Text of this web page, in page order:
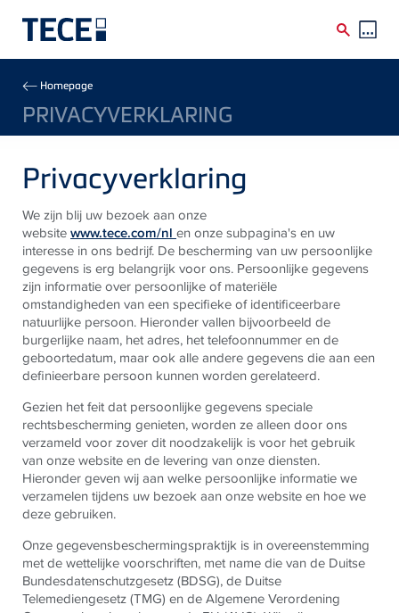
Breadcrumb
Homepage
PRIVACYVERKLARING
Privacyverklaring
We zijn blij uw bezoek aan onze
websitewww.tece.com/nl en onze subpagina'sen uw
interesse in ons bedrijf. De bescherming van uw persoonlijke
gegevens is erg belangrijk voor ons. Persoonlijke gegevens
zijn informatie over persoonlijke of materiële
omstandigheden van een specifieke of identificeerbare
natuurlijke persoon. Hieronder vallen bijvoorbeeld de
burgerlijke naam, het adres, het telefoonnummer en de
geboortedatum, maar ook alle andere gegevens die aan een
definieerbare persoon kunnen worden gerelateerd.
Gezien het feit dat persoonlijke gegevens speciale
rechtsbescherming genieten, worden ze alleen door ons
verzameld voor zover dit noodzakelijk is voor het gebruik
van onze website en de levering van onze diensten.
Hieronder geven wij aan welke persoonlijke informatie we
verzamelen tijdens uw bezoek aan onze website en hoe we
deze gebruiken.
Onze gegevensbeschermingspraktijk is in overeenstemming
met de wettelijke voorschriften, met name die van de Duitse
Bundesdatenschutzgesetz (BDSG), de Duitse
Telemediengesetz (TMG) en de Algemene Verordening